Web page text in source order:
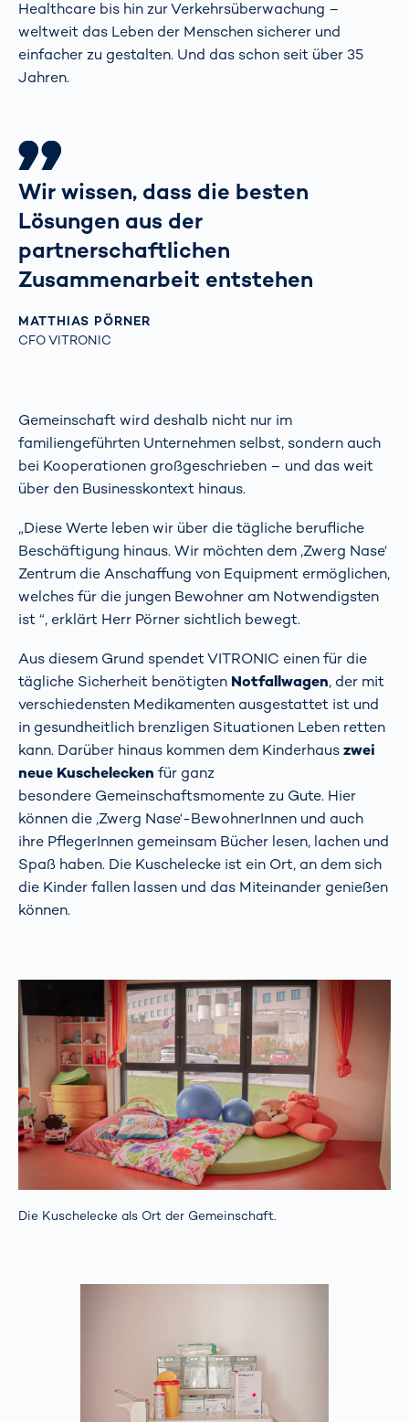
Healthcare bis hin zur Verkehrsüberwachung –
weltweit das Leben der Menschen sicherer und
einfacher zu gestalten. Und das schon seit über 35
Jahren.
Wir wissen, dass die besten
Lösungen aus der
partnerschaftlichen
Zusammenarbeit entstehen
MATTHIAS PÖRNER
CFO VITRONIC
Gemeinschaft wird deshalb nicht nur im
familiengeführten Unternehmen selbst, sondern auch
bei Kooperationen großgeschrieben – und das weit
über den Businesskontext hinaus.
„Diese Werte leben wir über die tägliche berufliche
Beschäftigung hinaus. Wir möchten dem ‚Zwerg Nase‘
Zentrum die Anschaffung von Equipment ermöglichen,
welches für die jungen Bewohner am Notwendigsten
ist “, erklärt Herr Pörner sichtlich bewegt.
Aus diesem Grund spendet VITRONIC einen für die
tägliche Sicherheit benötigten Notfallwagen, der mit
verschiedensten Medikamenten ausgestattet ist und
in gesundheitlich brenzligen Situationen Leben retten
kann. Darüber hinaus kommen dem Kinderhauszwei
neue Kuschelecken für ganz
besondere Gemeinschaftsmomente zu Gute. Hier
können die ‚Zwerg Nase‘-BewohnerInnen und auch
ihre PflegerInnen gemeinsam Bücher lesen, lachen und
Spaß haben. Die Kuschelecke ist ein Ort, an dem sich
die Kinder fallen lassen und das Miteinander genießen
können.
Die Kuschelecke als Ort der Gemeinschaft.